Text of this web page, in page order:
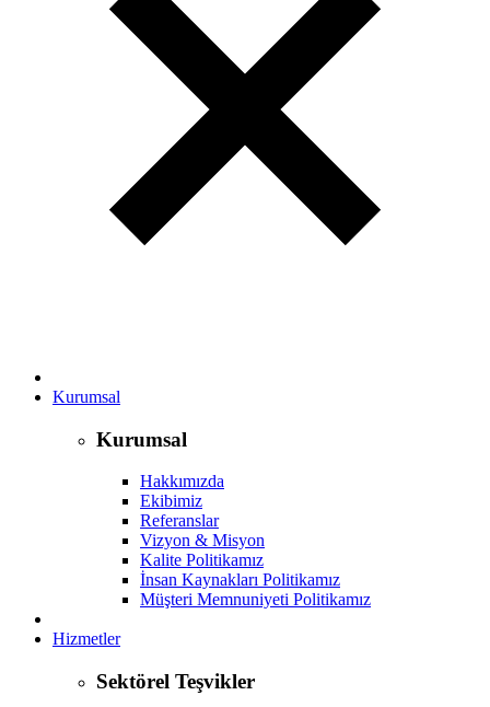
Kurumsal
Kurumsal
Hakkımızda
Ekibimiz
Referanslar
Vizyon & Misyon
Kalite Politikamız
İnsan Kaynakları Politikamız
Müşteri Memnuniyeti Politikamız
Hizmetler
Sektörel Teşvikler